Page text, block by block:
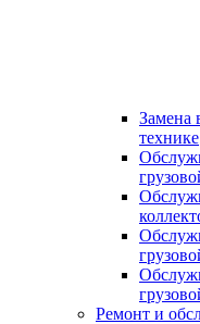
Замена
технике
Ремонт и